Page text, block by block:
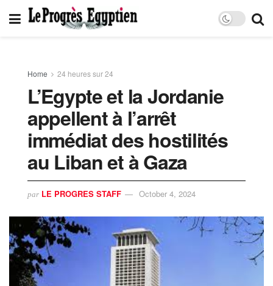
Home 24 heures sur 24
L’Egypte et la Jordanie
appellent à l’arrêt
immédiat des hostilités
au Liban et à Gaza
par LE PROGRES STAFF October 4, 2024